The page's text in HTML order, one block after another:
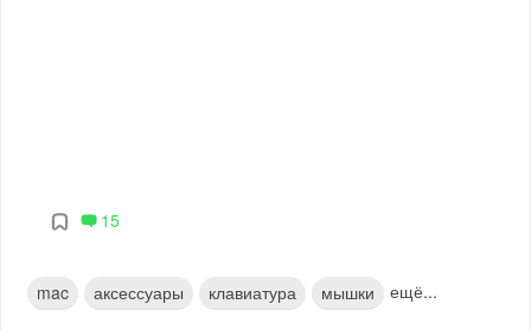
15
mac аксессуары клавиатура мышки ещё...